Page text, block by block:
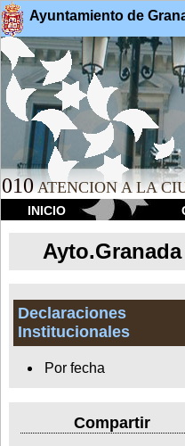
Ayuntamiento de
010 ATENCION A LA
INICIO
Ayto.Granada
Declaraciones
Institucionales
Por fecha
Compartir